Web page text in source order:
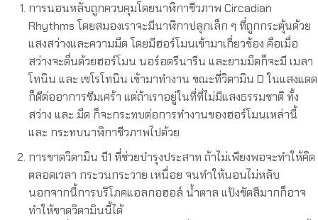
การนอนหลับถูกควบคุมโดยนาฬิกาชีวภาพ Circadian
Rhythms โดยสมองเราจะมีนาฬิกาปลุกเล็ก ๆ ที่ถูกกระตุ้นด้วย
แสงสว่างและความมืด โดยมีฮอร์โมนเข้ามาเกี่ยวข้อง คือเมื่อ
สว่างจะตื่นด้วยฮอร์โมน นอร์อดรีนารีน และยามมืดก็จะมี เมลา
โทนิน และ เซโรโทนิน เข้ามาทำงาน ขณะที่วิตามิน D ในแสงแดด
ก็ดีต่ออาการซึมเศร้า แต่ถ้าเราอยู่ในที่ที่ไม่มีแสงธรรมชาติ ทั้ง
สว่าง และ มืด ก็จะกระทบต่อการทำงานของฮอร์โมนเหล่านี้
และ กระทบนาฬิกาชีวภาพไปด้วย
การขาดวิตามิน บี1 ที่ช่วยบำรุงประสาท ถ้าไม่เพียงพอจะทำให้คิด
ตลอดเวลา กระวนกระวาย เหนื่อย จนทำให้นอนไม่หลับ
นอกจากนี้การบริโภคแอลกอฮอล์ น้ำตาล แป้งขัดสีมากก็อาจ
ทำให้ขาดวิตามินนี้ได้